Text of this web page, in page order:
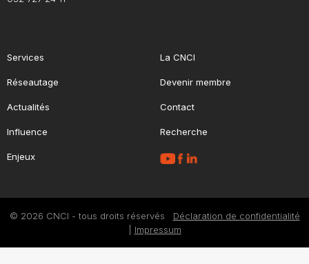
Services
Réseautage
Actualités
Influence
Enjeux
La CNCI
Devenir membre
Contact
Recherche
© 2026 CNCI - tous droits réservés Déclaration de confidentialité
Impressum